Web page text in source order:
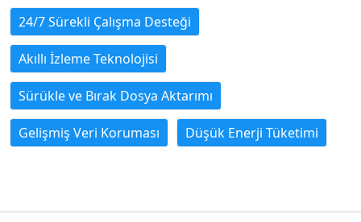
24/7 Sürekli Çalışma Desteği
Akıllı İzleme Teknolojisi
Sürükle ve Bırak Dosya Aktarımı
Gelişmiş Veri Koruması Düşük Enerji Tüketimi